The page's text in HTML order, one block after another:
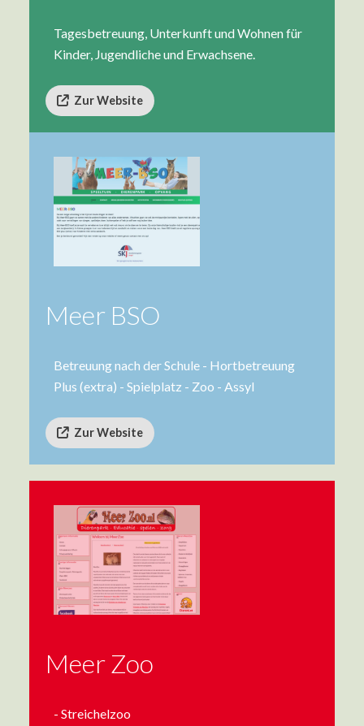
Tagesbetreuung, Unterkunft und Wohnen für
Kinder, Jugendliche und Erwachsene.
Zur Website
Meer BSO
Betreuung nach der Schule - Hortbetreuung
Plus (extra) - Spielplatz - Zoo - Assyl
Zur Website
Meer Zoo
- Streichelzoo